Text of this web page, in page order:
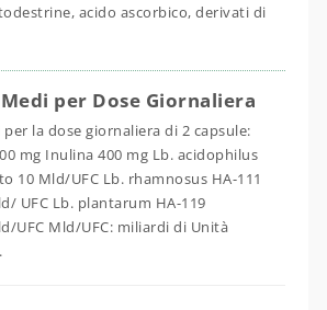
acido ascorbico, derivati di
per Dose Giornaliera
la dose giornaliera di 2 capsule:
mg Inulina 400 mg Lb. acidophilus
10 Mld/UFC Lb. rhamnosus HA-111
UFC Lb. plantarum HA-119
UFC Mld/UFC: miliardi di Unità